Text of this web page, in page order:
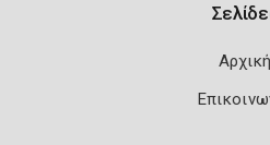
Αρχική